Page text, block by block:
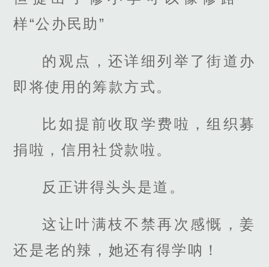
样“公办民助”
的观点，还详细列举了街道办
即将使用的筹款方式。
比如提前收取学费啦，组织募
捐啦，信用社贷款啦。
反正讲得头头是道。
这让叶满枝不禁再次感慨，姜
还是老的辣，她还有得学呐！